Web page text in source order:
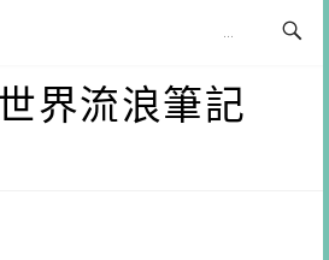
界流浪筆記